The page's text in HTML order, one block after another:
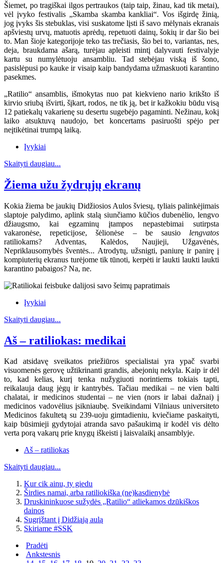
Šiemet, po tragiškai ilgos pertraukos (taip taip, žinau, kad tik metai),
vėl įvyko festivalis „Skamba skamba kankliai“. Vos išgirdę žinią,
jog įvyks šis stebuklas, visi suskatome lįsti iš savo mėlynais ekranais
apšviestų urvų, matuotis aprėdų, repetuoti dainų, šokių ir dar šio bei
to. Man šioje kategorijoje teko tas trečiasis, šio bei to, variantas, nes,
deja, braukdama ašarą, turėjau apleisti mintį dalyvauti festivalyje
kartu su numylėtuoju ansambliu. Tad stebėjau viską iš šono,
pasislėpusi po kauke ir visaip kaip bandydama užmaskuoti karantino
pasekmes.
„Ratilio“ ansamblis, išmokytas nuo pat kiekvieno nario krikšto iš
kirvio sriubą išvirti, šįkart, rodos, ne tik ją, bet ir kažkokiu būdu visą
12 patiekalų vakarienę su desertu sugebėjo pagaminti. Nežinau, kokį
laiko atsuktuvą naudojo, bet koncertams pasiruošti spėjo per
neįtikėtinai trumpą laiką.
Įvykiai
Skaityti daugiau...
Žiema užu žydrųjų ekranų
Kokia žiema be jaukių Didžiosios Aulos šviesų, tyliais palinkėjimais
slaptoje palydimo, aplink stalą siunčiamo kūčios dubenėlio, lengvo
džiaugsmo, kai egzaminų įtampos nepastebimai sutirpsta
vakaronėse, repeticijose, šėlionėse – be sausio lengvatos
ratiliokams? Adventas, Kalėdos, Naujieji, Užgavėnės,
Nepriklausomybės šventės... Atrodytų, užsnigti, paniurę ir panirę į
kompiuterių ekranus turėjome tik tūnoti, kerpėti ir laukti laukti laukti
karantino pabaigos? Na, ne.
Įvykiai
Skaityti daugiau...
Aš – ratiliokas: medikai
Kad atsidavę sveikatos priežiūros specialistai yra ypač svarbi
visuomenės gerovę užtikrinanti grandis, abejonių nekyla. Kaip ir dėl
to, kad kelias, kurį tenka nužygiuoti norintiems tokiais tapti,
reikalauja daug jėgų ir kantrybės. Tačiau medikai – ne vien balti
chalatai, ir medicinos studentai – ne vien (nors ir labai dažnai) į
medicinos vadovėlius įsikniaubę. Sveikindami Vilniaus universiteto
Medicinos fakultetą su 239-uoju gimtadieniu, kviečiame paskaityti,
kaip būsimieji gydytojai atranda savo pašaukimą ir kodėl vis dėlto
verta porą vakarų prie knygų iškeisti į laisvalaikį ansamblyje.
Aš – ratiliokas
Skaityti daugiau...
Kur cik ainu, ty giedu
Širdies namai, arba ratiliokiška (ne)kasdienybė
Druskininkuose sužydės „Ratilio“ atliekamos dzūkiškos
dainos
Sugrįžtant į Didžiąją aulą
Skiriame #SSK
Pradėti
Ankstesnis